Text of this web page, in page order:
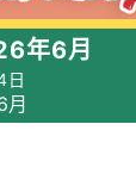
年6月
日
月